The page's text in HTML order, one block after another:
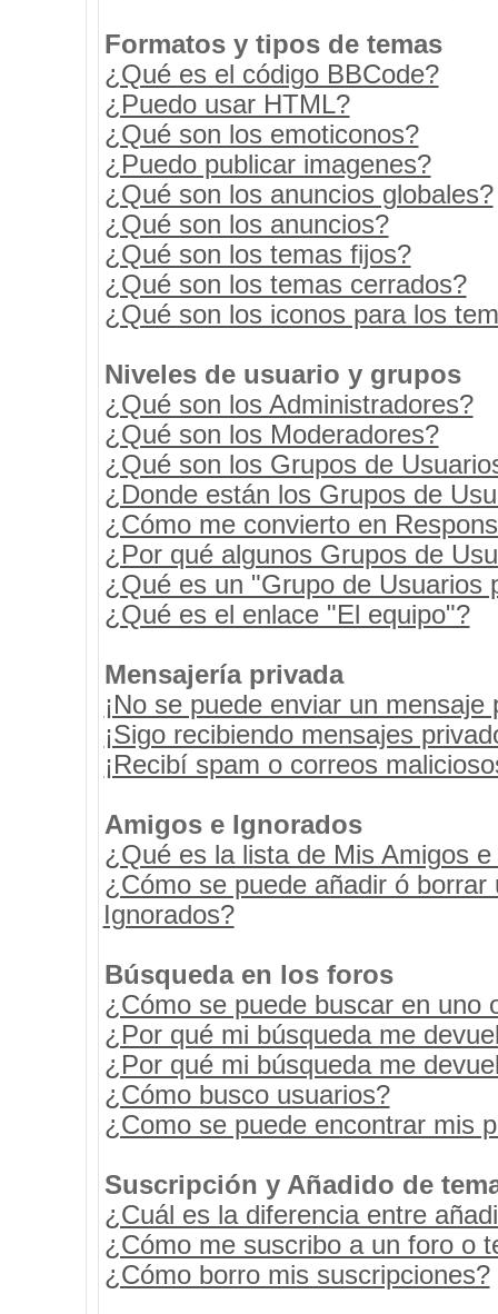
Formatos y tipos de temas
¿Qué es el código BBCode?
¿Puedo usar HTML?
¿Qué son los emoticonos?
¿Puedo publicar imagenes?
¿Qué son los anuncios globales?
¿Qué son los anuncios?
¿Qué son los temas fijos?
¿Qué son los temas cerrados?
¿Qué son los iconos para los
Niveles de usuario y grupos
¿Qué son los Administradores?
¿Qué son los Moderadores?
¿Qué son los Grupos de
¿Donde están los Grupos de
¿Cómo me convierto en
¿Por qué algunos Grupos de
¿Qué es un "Grupo de Usuarios
¿Qué es el enlace "El equipo"?
Mensajería privada
¡No se puede enviar un mensaje
¡Sigo recibiendo mensajes
¡Recibí spam o correos
Amigos e Ignorados
¿Qué es la lista de Mis Amigos
¿Cómo se puede añadir ó
Ignorados?
Búsqueda en los foros
¿Cómo se puede buscar en uno
¿Por qué mi búsqueda me
¿Por qué mi búsqueda me
¿Cómo busco usuarios?
¿Como se puede encontrar mis
Suscripción y Añadido de
¿Cuál es la diferencia entre
¿Cómo me suscribo a un foro o
¿Cómo borro mis suscripciones?